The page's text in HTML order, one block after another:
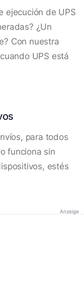
ejecución de UPS
¿Un
Con nuestra
UPS está
para todos
funciona sin
estés
Anzeige